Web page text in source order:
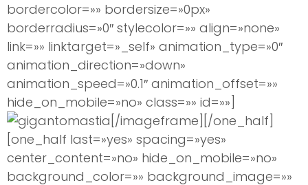
bordercolor=»» bordersize=»0px»
borderradius=»0″ stylecolor=»» align=»none»
link=»» linktarget=»_self» animation_type=»0″
animation_direction=»down»
animation_speed=»0.1″ animation_offset=»»
hide_on_mobile=»no» class=»» id=»»]
[/imageframe][/one_half]
[one_half last=»yes» spacing=»yes»
center_content=»no» hide_on_mobile=»no»
background_color=»» background_image=»»